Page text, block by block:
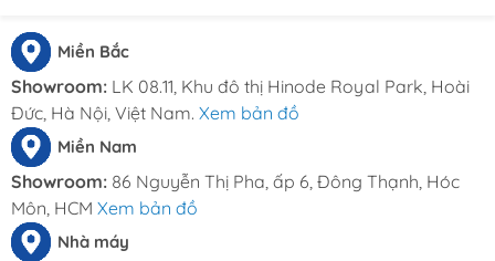
Miền Bắc
Showroom: LK 08.11, Khu đô thị Hinode Royal Park, Hoài
Đức, Hà Nội, Việt Nam. Xem bản đồ
Miền Nam
Showroom: 86 Nguyễn Thị Pha, ấp 6, Đông Thạnh, Hóc
Môn, HCM Xem bản đồ
Nhà máy